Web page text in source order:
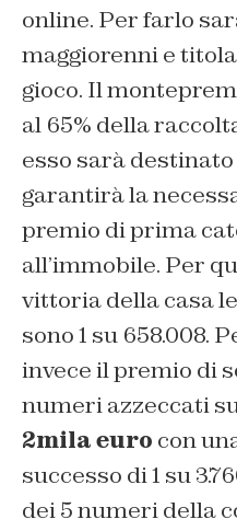
online. Per farlo
maggiorenni e
gioco. Il
al 65% della
esso sarà
garantirà la
premio di prima
all’immobile. Per
vittoria della casa
sono 1 su 658.008.
invece il premio di
numeri azzeccati
2mila euro con
successo di 1 su
dei 5 numeri della